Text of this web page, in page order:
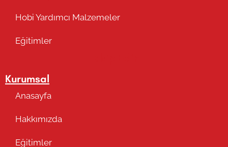
Hobi Yardımcı Malzemeler
Eğitimler
Kurumsal
Anasayfa
Hakkımızda
Eğitimler